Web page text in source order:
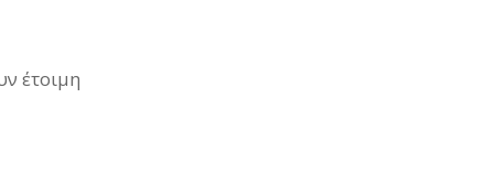
έτοιμη